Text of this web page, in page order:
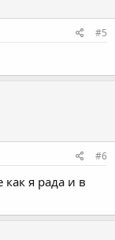
#5
#6
я рада и в